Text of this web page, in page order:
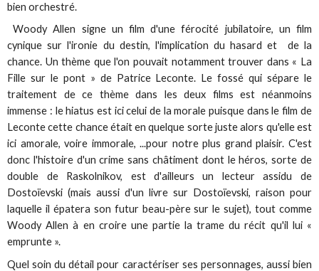
bien orchestré.
Woody Allen signe un film d'une férocité jubilatoire, un film
cynique sur l'ironie du destin, l'implication du hasard et de la
chance. Un thème que l'on pouvait notamment trouver dans « La
Fille sur le pont » de Patrice Leconte. Le fossé qui sépare le
traitement de ce thème dans les deux films est néanmoins
immense : le hiatus est ici celui de la morale puisque dans le film de
Leconte cette chance était en quelque sorte juste alors qu'elle est
ici amorale, voire immorale, ...pour notre plus grand plaisir. C'est
donc l'histoire d'un crimesans châtiment dont le héros, sorte de
double de Raskolnikov, est d'ailleurs un lecteur assidu de
Dostoïevski (mais aussi d'un livre sur Dostoïevski, raison pour
laquelle il épatera son futur beau-père sur le sujet), tout comme
Woody Allen à en croire une partie la trame du récit qu'il lui «
emprunte ».
Quel soin du détail pour caractériser ses personnages, aussi bien